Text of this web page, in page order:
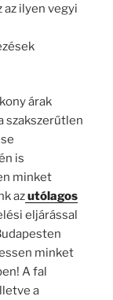
ilyen vegyi
árak
szakszerűtlen
is
minket
azutólagos
eljárással
minket
A fal
a